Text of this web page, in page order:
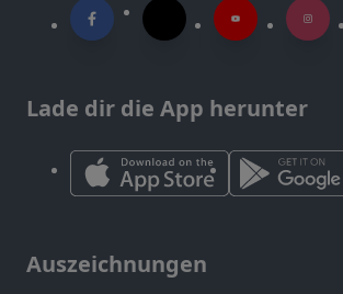
Lade dir die App herunter
Auszeichnungen